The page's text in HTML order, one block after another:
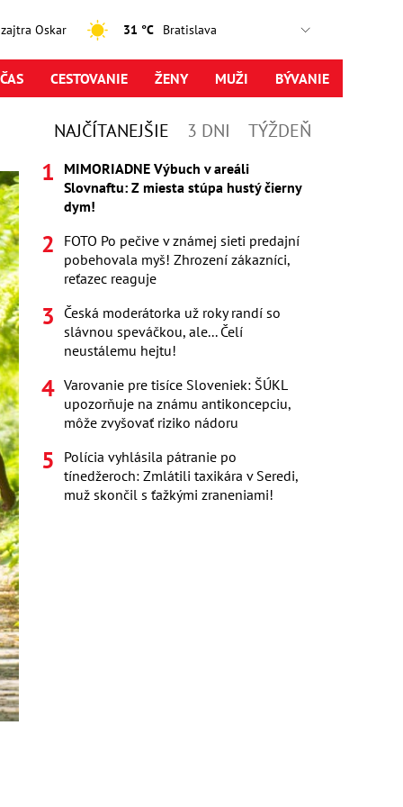
Oskar 31 °C
CESTOVANIE ŽENY MUŽI BÝVANIE
NAJČÍTANEJŠIE 3 DNI TÝŽDEŇ
MIMORIADNE Výbuch v areáli
Slovnaftu: Z miesta stúpa hustý čierny
dym!
FOTO Po pečive v známej sieti predajní
pobehovala myš! Zhrození zákazníci,
reťazec reaguje
Česká moderátorka už roky randí so
slávnou speváčkou, ale... Čelí
neustálemu hejtu!
Varovanie pre tisíce Sloveniek: ŠÚKL
upozorňuje na známu antikoncepciu,
môže zvyšovať riziko nádoru
Polícia vyhlásila pátranie po
tínedžeroch: Zmlátili taxikára v Seredi,
muž skončil s ťažkými zraneniami!